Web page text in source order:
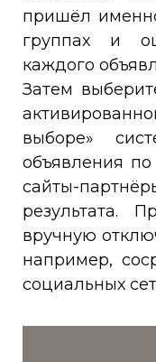
пришёл
группах и
каждого
Затем
выборе»
объявления
сайты-
результата.
вручную
например,
социальных